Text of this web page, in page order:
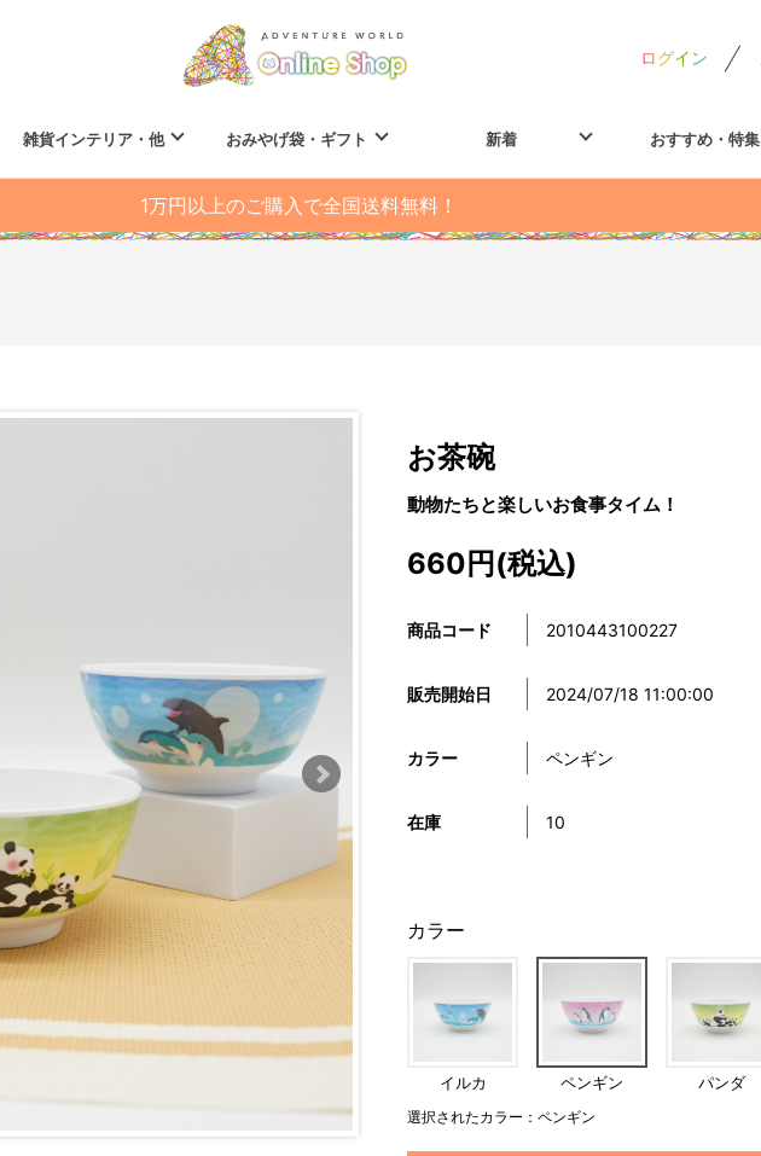
ログイン
雑貨インテリア・他 おみやげ袋・ギフト 新着 おすすめ・特集
1万円以上のご購入で全国送料無料！
動物たちと楽しいお食事タイム！
お茶碗
660円(税込)
商品コード 2010443100227
販売開始日 2024/07/18 11:00:00
カラー ペンギン
在庫 10
カラー
イルカ ペンギン パンダ
選択されたカラー：ペンギン